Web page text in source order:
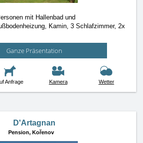
mit Hallenbad und
Kamin, 3 Schlafzimmer, 2x
Ganze Präsentation
Anfrage Kamera Wetter
D'Artagnan
Pension, Kořenov